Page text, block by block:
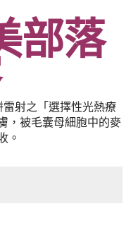
部落
射之「選擇性光熱療
，被毛囊母細胞中的麥
。